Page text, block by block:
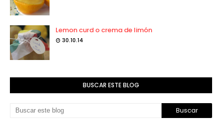
Lemon curd o crema de limón
30.10.14
BUSCAR ESTE BLOG